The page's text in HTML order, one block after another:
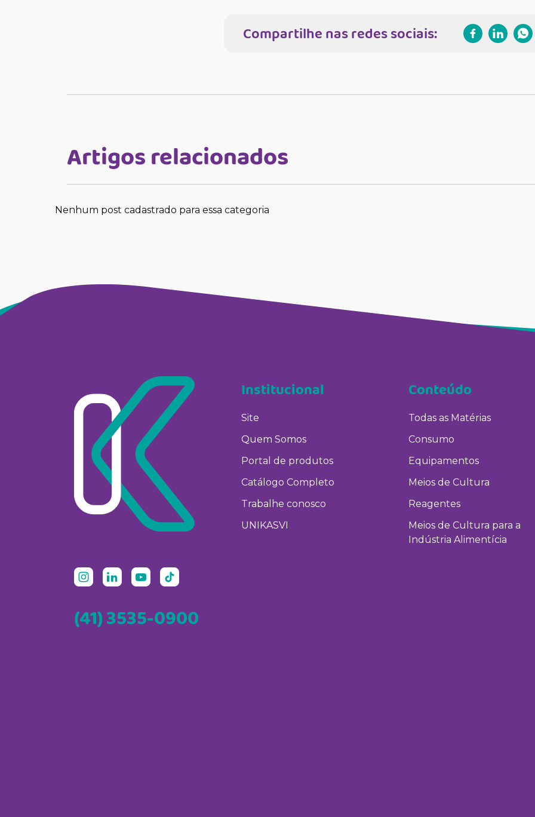
Compartilhe nas redes sociais:
Artigos relacionados
Nenhum post cadastrado para essa categoria
(41) 3535-0900
Institucional
Site
Quem Somos
Portal de produtos
Catálogo Completo
Trabalhe conosco
UNIKASVI
Conteúdo
Todas as Matérias
Consumo
Equipamentos
Meios de Cultura
Reagentes
Meios de Cultura para a
Indústria Alimentícia